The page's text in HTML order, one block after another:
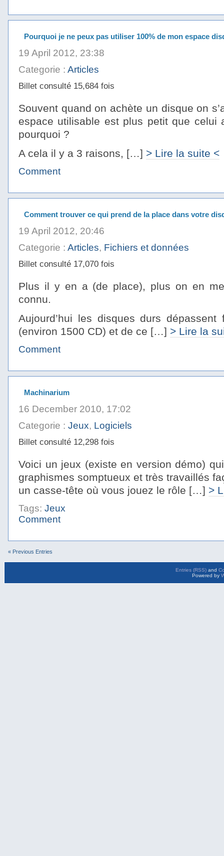
Pourquoi je ne peux pas utiliser 100% de mon espace
19 April 2012, 23:38
Categorie : Articles
Billet consulté 15,684 fois
Souvent quand on achète un disque on
espace utilisable est plus petit que celui
pourquoi ?
A cela il y a 3 raisons, […] > Lire la suite <
Comment
Comment trouver ce qui prend de la place dans votre
19 April 2012, 20:46
Categorie : Articles, Fichiers et données
Billet consulté 17,070 fois
Plus il y en a (de place), plus on en
connu.
Aujourd’hui les disques durs dépassent
(environ 1500 CD) et de ce […] > Lire la
Comment
Machinarium
16 December 2010, 17:02
Categorie : Jeux, Logiciels
Billet consulté 12,298 fois
Voici un jeux (existe en version démo)
graphismes somptueux et très travaillés
un casse-tête où vous jouez le rôle […] >
Tags: Jeux
Comment
« Previous Entries
Entries (RSS) and
Powered by